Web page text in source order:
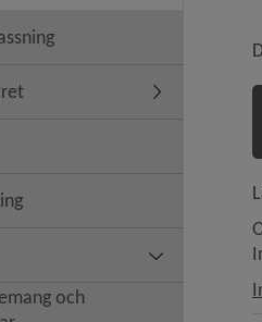
Undermeny för
Undermeny för
och